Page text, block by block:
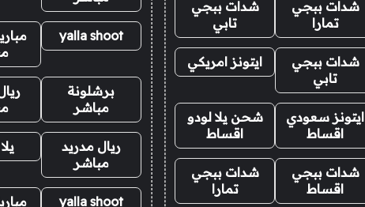
شدات ببجي
تمارا
شدات ببجي
تابي
شدات ببجي
تابي
ايتونز امريكي
ايتونز سعودي
اقساط
شحن يلا لودو
اقساط
شدات ببجي
اقساط
شدات ببجي
تمارا
yalla shoot
برشلونة
مباشر
ريال مدريد
مباشر
yalla shoot